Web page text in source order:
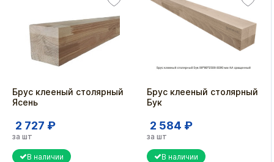
Брус клееный столярный
Ясень
2 727 ₽
за шт
В наличии
Брус клееный столярный
Бук
2 584 ₽
за шт
В наличии